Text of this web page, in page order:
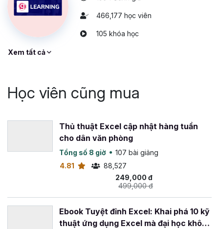
466,177 học viên
105 khóa học
Xem tất cả
Học viên cũng mua
Thủ thuật Excel cập nhật hàng tuần
cho dân văn phòng
Tổng số 8 giờ
107 bài giảng
4.81
88,527
249,000 đ
499,000 đ
Ebook Tuyệt đỉnh Excel: Khai phá 10 kỹ
thuật ứng dụng Excel mà đại học không